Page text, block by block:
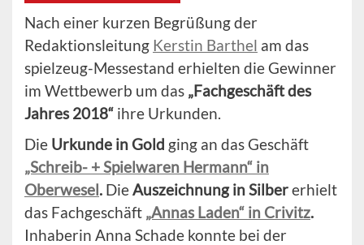
Nach einer kurzen Begrüßung der
Redaktionsleitung Kerstin Barthel am das
spielzeug-Messestand erhielten die Gewinner
im Wettbewerb um das „Fachgeschäft des
Jahres 2018“ ihre Urkunden.
Die Urkunde in Gold ging an das Geschäft
„Schreib- + Spielwaren Hermann“ in
Oberwesel. DieAuszeichnung in Silbererhielt
das Fachgeschäft „Annas Laden“ in Crivitz.
Inhaberin Anna Schade konnte bei der